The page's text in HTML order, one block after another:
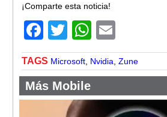
¡Comparte esta noticia!
Facebook
Twitter
TAGS Microsoft Nvidia Zune
Más Mobile